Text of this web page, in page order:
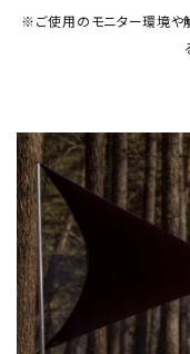
※ご使用のモニター環境や